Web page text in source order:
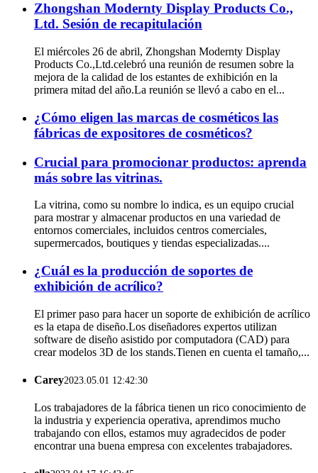
Zhongshan Modernty Display Products Co.,
Ltd. Sesión de recapitulación
El miércoles 26 de abril, Zhongshan Modernty Display
Products Co.,Ltd.celebró una reunión de resumen sobre la
mejora de la calidad de los estantes de exhibición en la
primera mitad del año.La reunión se llevó a cabo en el...
¿Cómo eligen las marcas de cosméticos las
fábricas de expositores de cosméticos?
Crucial para promocionar productos: aprenda
más sobre las vitrinas.
La vitrina, como su nombre lo indica, es un equipo crucial
para mostrar y almacenar productos en una variedad de
entornos comerciales, incluidos centros comerciales,
supermercados, boutiques y tiendas especializadas....
¿Cuál es la producción de soportes de
exhibición de acrílico?
El primer paso para hacer un soporte de exhibición de acrílico
es la etapa de diseño.Los diseñadores expertos utilizan
software de diseño asistido por computadora (CAD) para
crear modelos 3D de los stands.Tienen en cuenta el tamaño,...
Carey2023.05.01 12:42:30
Los trabajadores de la fábrica tienen un rico conocimiento de
la industria y experiencia operativa, aprendimos mucho
trabajando con ellos, estamos muy agradecidos de poder
encontrar una buena empresa con excelentes trabajadores.